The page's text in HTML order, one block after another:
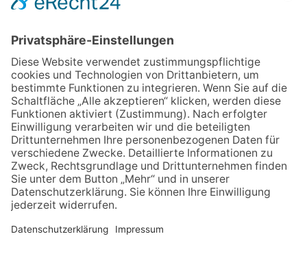
Für MFA
Arztsuche
Mitgliederbereich
Informationen
Datenschutz
Impressum
Aktuelles